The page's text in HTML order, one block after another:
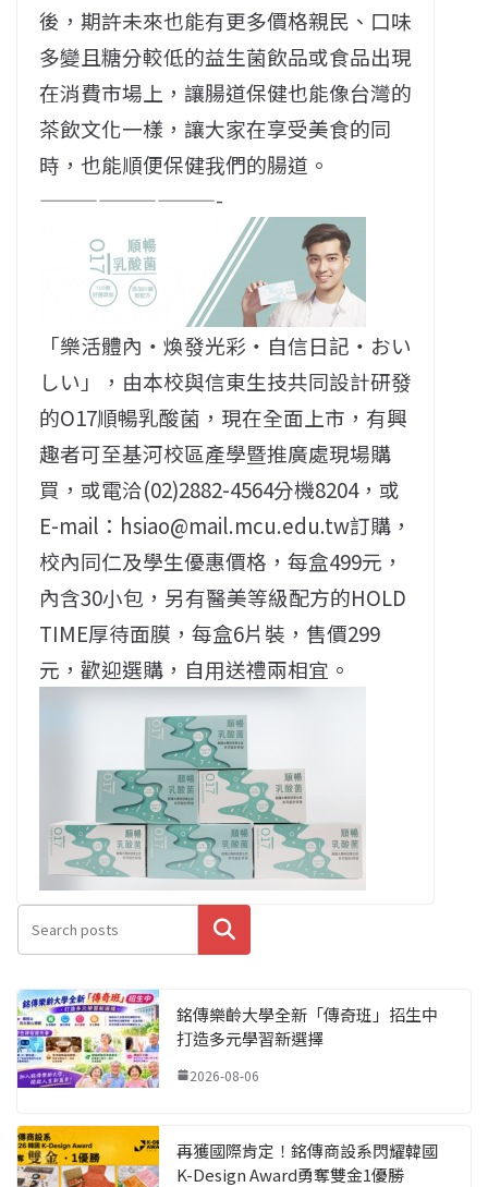
後，期許未來也能有更多價格親民、口味
多變且糖分較低的益生菌飲品或食品出現
在消費市場上，讓腸道保健也能像台灣的
茶飲文化一樣，讓大家在享受美食的同
時，也能順便保健我們的腸道。
—————————-
「樂活體內‧煥發光彩‧自信日記‧おい
しい」，由本校與信東生技共同設計研發
的O17順暢乳酸菌，現在全面上市，有興
趣者可至基河校區產學暨推廣處現場購
買，或電洽(02)2882-4564分機8204，或
E-mail：hsiao@mail.mcu.edu.tw訂購，
校內同仁及學生優惠價格，每盒499元，
內含30小包，另有醫美等級配方的HOLD
TIME厚待面膜，每盒6片裝，售價299
元，歡迎選購，自用送禮兩相宜。
搜尋
銘傳樂齡大學全新「傳奇班」招生中
打造多元學習新選擇
2026-08-06
再獲國際肯定！銘傳商設系閃耀韓國
K-Design Award勇奪雙金1優勝